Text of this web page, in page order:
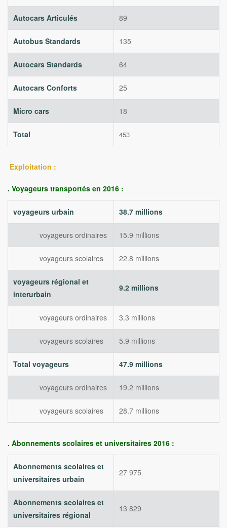
Autocars Articulés 89
Autobus Standards 135
Autocars Standards 64
Autocars Conforts 25
Micro cars 18
Total 453
Exploitation :
. Voyageurs transportés en 2016 :
voyageurs urbain 38.7 millions
voyageurs ordinaires 15.9 millions
voyageurs scolaires 22.8 millions
voyageurs régional et
interurbain
9.2 millions
voyageurs ordinaires 3.3 millions
voyageurs scolaires 5.9 millions
Total voyageurs 47.9 millions
voyageurs ordinaires 19.2 millions
voyageurs scolaires 28.7 millions
. Abonnements scolaires et universitaires 2016 :
Abonnements scolaires et
universitaires urbain
27 975
Abonnements scolaires et
universitaires régional
13 829